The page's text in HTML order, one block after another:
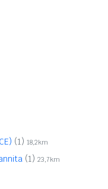
(1) 18,2km
(1) 23,7km